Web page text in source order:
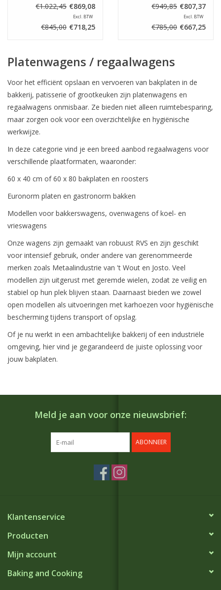
€1.022,45 €869,08
Excl. BTW
€845,00 €718,25
€949,85 €807,37
Excl. BTW
€785,00 €667,25
Platenwagens / regaalwagens
Voor het efficiënt opslaan en vervoeren van bakplaten in de
bakkerij, patisserie of grootkeuken zijn platenwagens en
regaalwagens onmisbaar. Ze bieden niet alleen ruimtebesparing,
maar zorgen ook voor een overzichtelijke en hygiënische
werkwijze.
In deze categorie vind je een breed aanbod regaalwagens voor
verschillende plaatformaten, waaronder:
60 x 40 cm of 60 x 80 bakplaten en roosters
Euronorm platen en gastronorm bakken
Modellen voor bakkerswagens, ovenwagens of koel- en
vrieswagens
Onze wagens zijn gemaakt van robuust RVS en zijn geschikt
voor intensief gebruik, onder andere van gerenommeerde
merken zoals Metaalindustrie van 't Wout en Josto. Veel
modellen zijn uitgerust met geremde wielen, zodat ze veilig en
stabiel op hun plek blijven staan. Daarnaast bieden we zowel
open modellen als uitvoeringen met karhoezen voor hygiënische
bescherming tijdens transport of opslag.
Of je nu werkt in een ambachtelijke bakkerij of een industriële
omgeving, hier vind je gegarandeerd de juiste oplossing voor
jouw bakplaten.
Meld je aan voor onze nieuwsbrief:
ABONNEER
Klantenservice
Producten
Mijn account
Baking and Cooking